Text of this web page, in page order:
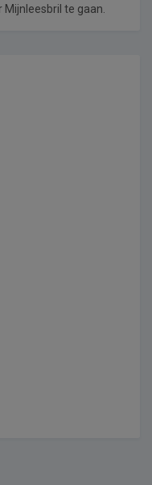
te gaan.